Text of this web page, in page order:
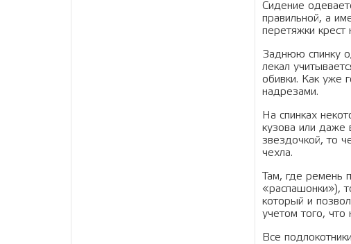
Сидение
правильной, а
перетяжки крест
Заднюю спинку
лекал
обивки. Как уже
надрезами.
На спинках
кузова или даже
звездочкой, то
чехла.
Там, где ремень
«распашонки»),
который и
учетом того, что
Все